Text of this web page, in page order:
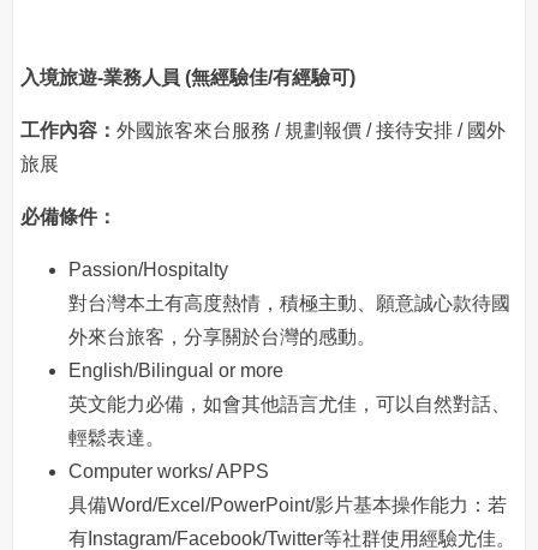
入境旅遊-業務人員 (無經驗佳/有經驗可)
工作內容： 外國旅客來台服務 / 規劃報價 / 接待安排 / 國外
旅展
必備條件：
Passion/Hospitalty
對台灣本土有高度熱情，積極主動、願意誠心款待國
外來台旅客，分享關於台灣的感動。
English/Bilingual or more
英文能力必備，如會其他語言尤佳，可以自然對話、
輕鬆表達。
Computer works/ APPS
具備Word/Excel/PowerPoint/影片基本操作能力：若
有Instagram/Facebook/Twitter等社群使用經驗尤佳。